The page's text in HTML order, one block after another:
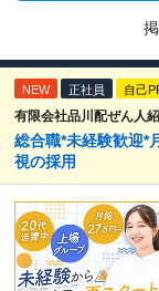
NEW 正社員 自己
有限会社品川配ぜん人
総合職*未経験歓迎*
視の採用